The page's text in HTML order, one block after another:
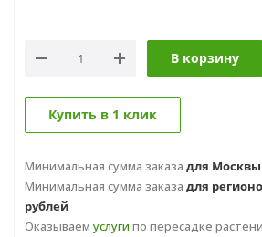
В корзину
Купить в 1 клик
Минимальная сумма заказа для Москвы
Минимальная сумма заказа для
рублей
Оказываем услуги по пересадке